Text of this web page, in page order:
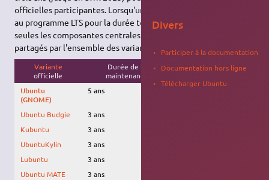
officielles participantes. Lorsqu'une variante ne participe pas
au programme LTS pour la durée totale de vie de cette version,
seules les composantes centrales (noyau, pilotes, services…)
partagés par l'ensemble des variantes sont maintenues.
Variante
officielle
Durée de la
maintenance
Date de fin de
Ubuntu
(GNOME)
5 ans Avril 2027
Ubuntu Budgie 3 ans
Kubuntu
3 ans
UbuntuKylin
3 ans
Lubuntu
3 ans
Ubuntu MATE
3 ans
Divers
Participer à la documentation
Documentation hors ligne
Télécharger Ubuntu